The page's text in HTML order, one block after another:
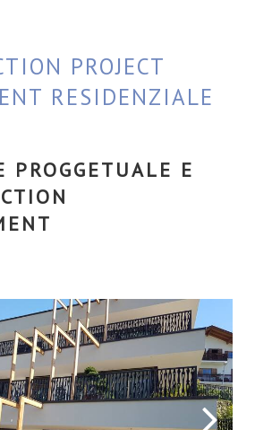
PROJECT
RESIDENZIALE
PROGGETUALE E